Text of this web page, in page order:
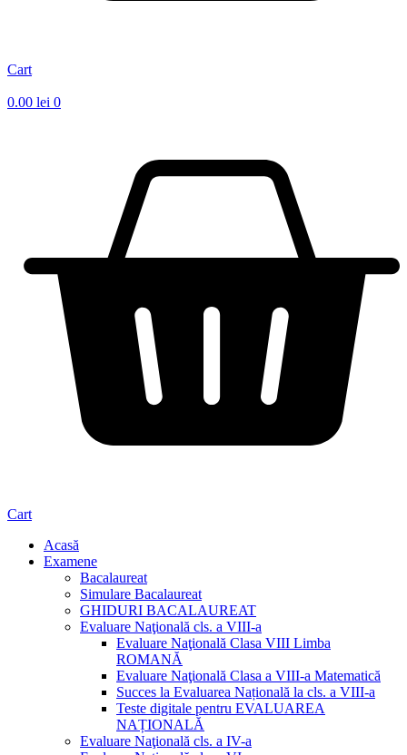
Cart
0.00 lei 0
Cart
Acasă
Examene
Bacalaureat
Simulare Bacalaureat
GHIDURI BACALAUREAT
Evaluare Naţională cls. a VIII-a
Evaluare Naţională Clasa VIII Limba
ROMANĂ
Evaluare Naţională Clasa a VIII-a Matematică
Succes la Evaluarea Națională la cls. a VIII-a
Teste digitale pentru EVALUAREA
NAȚIONALĂ
Evaluare Naţională cls. a IV-a